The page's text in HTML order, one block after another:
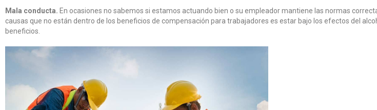
Mala conducta. En ocasiones no sabemos si estamos actuando bien o su empleador mantiene las normas
causas que no están dentro de los beneficios de compensación para trabajadores es estar bajo los efectos del
beneficios.